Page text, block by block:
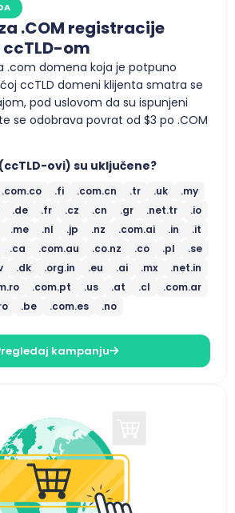
.COM registracije
om
.com domena koja je potpuno
ccTLD domeni klijenta smatra se
pod uslovom da su ispunjeni
se odobrava povrat od $3 po .COM
ovi) su uključene?
.com.co .fi .com.cn .tr .uk
.my
.de .fr .cz .cn .gr .net.tr
.io
.me .nl .jp .nz .com.ai .in
.it
.ca .com.au .co.nz .co .pl
.se
.dk .org.in .eu .ai .mx
.net.in
.com.pt .us .at .cl
.com.ar
.be .com.es .no
kampanju